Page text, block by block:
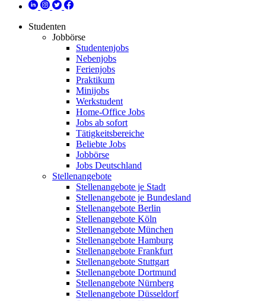
Studenten
Jobbörse
Studentenjobs
Nebenjobs
Ferienjobs
Praktikum
Minijobs
Werkstudent
Home-Office Jobs
Jobs ab sofort
Tätigkeitsbereiche
Beliebte Jobs
Jobbörse
Jobs Deutschland
Stellenangebote
Stellenangebote je Stadt
Stellenangebote je Bundesland
Stellenangebote Berlin
Stellenangebote Köln
Stellenangebote München
Stellenangebote Hamburg
Stellenangebote Frankfurt
Stellenangebote Stuttgart
Stellenangebote Dortmund
Stellenangebote Nürnberg
Stellenangebote Düsseldorf